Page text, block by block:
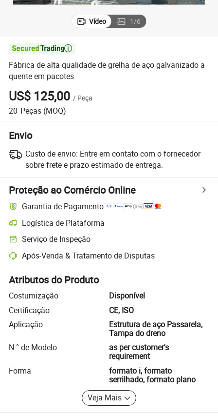
Vídeo 1/6

Fábrica de alta qualidade de grelha de aço galvanizado a
quente em pacotes
US$ 125,00 / Peça
20 Peças (MOQ)
Envio
Custo de envio: Entre em contato com o fornecedor
sobre frete e prazo estimado de entrega.
Proteção ao Comércio Online
Garantia de Pagamento
Logística de Plataforma
Rastreamento de remessas mais claro com logística suportada pela
Serviço de Inspeção
Inspeção pré-envio opcional para verificação de qualidade e
Após-Venda & Tratamento de Disputas
Resolução de disputas assistida pela plataforma, incluindo
Atributos do Produto
Costumização
Disponível
Certificação
CE, ISO
Aplicação
Estrutura de aço Passarela,
Tampa do dreno
N ° de Modelo.
as per customer's
requirement
Forma
formato i, formato
serrilhado, formato plano
Veja Mais